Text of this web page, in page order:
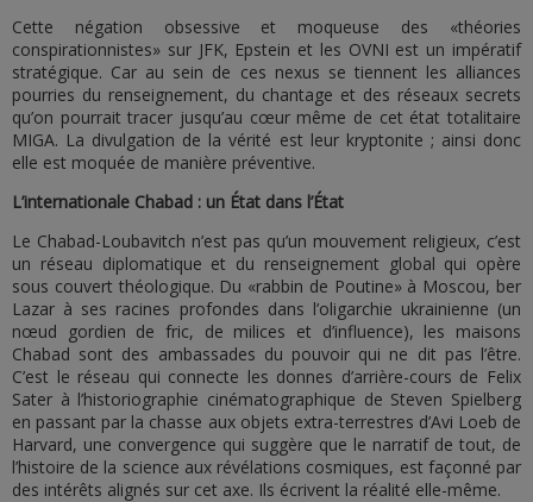
Cette négation obsessive et moqueuse des «théories
conspirationnistes» sur JFK, Epstein et les OVNI est un impératif
stratégique. Car au sein de ces nexus se tiennent les alliances
pourries du renseignement, du chantage et des réseaux secrets
qu’on pourrait tracer jusqu’au cœur même de cet état totalitaire
MIGA. La divulgation de la vérité est leur kryptonite ; ainsi donc
elle est moquée de manière préventive.
L’internationale Chabad : un État dans l’État
Le Chabad-Loubavitch n’est pas qu’un mouvement religieux, c’est
un réseau diplomatique et du renseignement global qui opère
sous couvert théologique. Du «rabbin de Poutine» à Moscou, ber
Lazar à ses racines profondes dans l’oligarchie ukrainienne (un
nœud gordien de fric, de milices et d’influence), les maisons
Chabad sont des ambassades du pouvoir qui ne dit pas l’être.
C’est le réseau qui connecte les donnes d’arrière-cours de Felix
Sater à l’historiographie cinématographique de Steven Spielberg
en passant par la chasse aux objets extra-terrestres d’Avi Loeb de
Harvard, une convergence qui suggère que le narratif de tout, de
l’histoire de la science aux révélations cosmiques, est façonné par
des intérêts alignés sur cet axe. Ils écrivent la réalité elle-même.